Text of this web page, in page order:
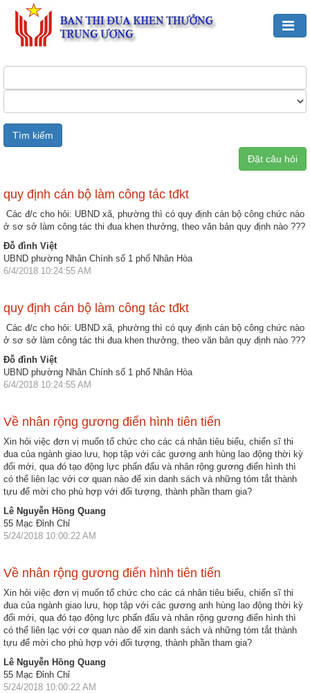
Đảng,
với
TĐKT
chung
Hoạt
của
Ban
ương
Hướng
dẫn
thủ
tục
Hình
khen
thưởng
Các
kỳ
Đại
hội
toàn
Hoạt
động
TĐKT
Điển
hình
Đặt câu hỏi
quy định cán bộ làm công tác tđkt
Các đ/c cho hỏi: UBND xã, phường thì có quy định cán bộ công chức nào
ở sơ sở làm công tác thi đua khen thưởng, theo văn bản quy định nào ???
Đỗ đình Việt
UBND phường Nhân Chính số 1 phố Nhân Hòa
6/4/2018 10:24:55 AM
quy định cán bộ làm công tác tđkt
Các đ/c cho hỏi: UBND xã, phường thì có quy định cán bộ công chức nào
ở sơ sở làm công tác thi đua khen thưởng, theo văn bản quy định nào ???
Đỗ đình Việt
UBND phường Nhân Chính số 1 phố Nhân Hòa
6/4/2018 10:24:55 AM
Về nhân rộng gương điển hình tiên tiến
Xin hỏi việc đơn vị muốn tổ chức cho các cá nhân tiêu biểu, chiến sĩ thi
đua của ngành giao lưu, họp tập với các gương anh hùng lao động thời kỳ
đổi mới, qua đó tạo động lực phấn đấu và nhân rộng gương điển hình thì
có thể liên lạc với cơ quan nào để xin danh sách và những tóm tắt thành
tựu để mời cho phù hợp với đối tượng, thành phần tham gia?
Lê Nguyễn Hồng Quang
55 Mạc Đỉnh Chỉ
5/24/2018 10:00:22 AM
Về nhân rộng gương điển hình tiên tiến
Xin hỏi việc đơn vị muốn tổ chức cho các cá nhân tiêu biểu, chiến sĩ thi
đua của ngành giao lưu, họp tập với các gương anh hùng lao động thời kỳ
đổi mới, qua đó tạo động lực phấn đấu và nhân rộng gương điển hình thì
có thể liên lạc với cơ quan nào để xin danh sách và những tóm tắt thành
tựu để mời cho phù hợp với đối tượng, thành phần tham gia?
Lê Nguyễn Hồng Quang
55 Mạc Đỉnh Chỉ
5/24/2018 10:00:22 AM